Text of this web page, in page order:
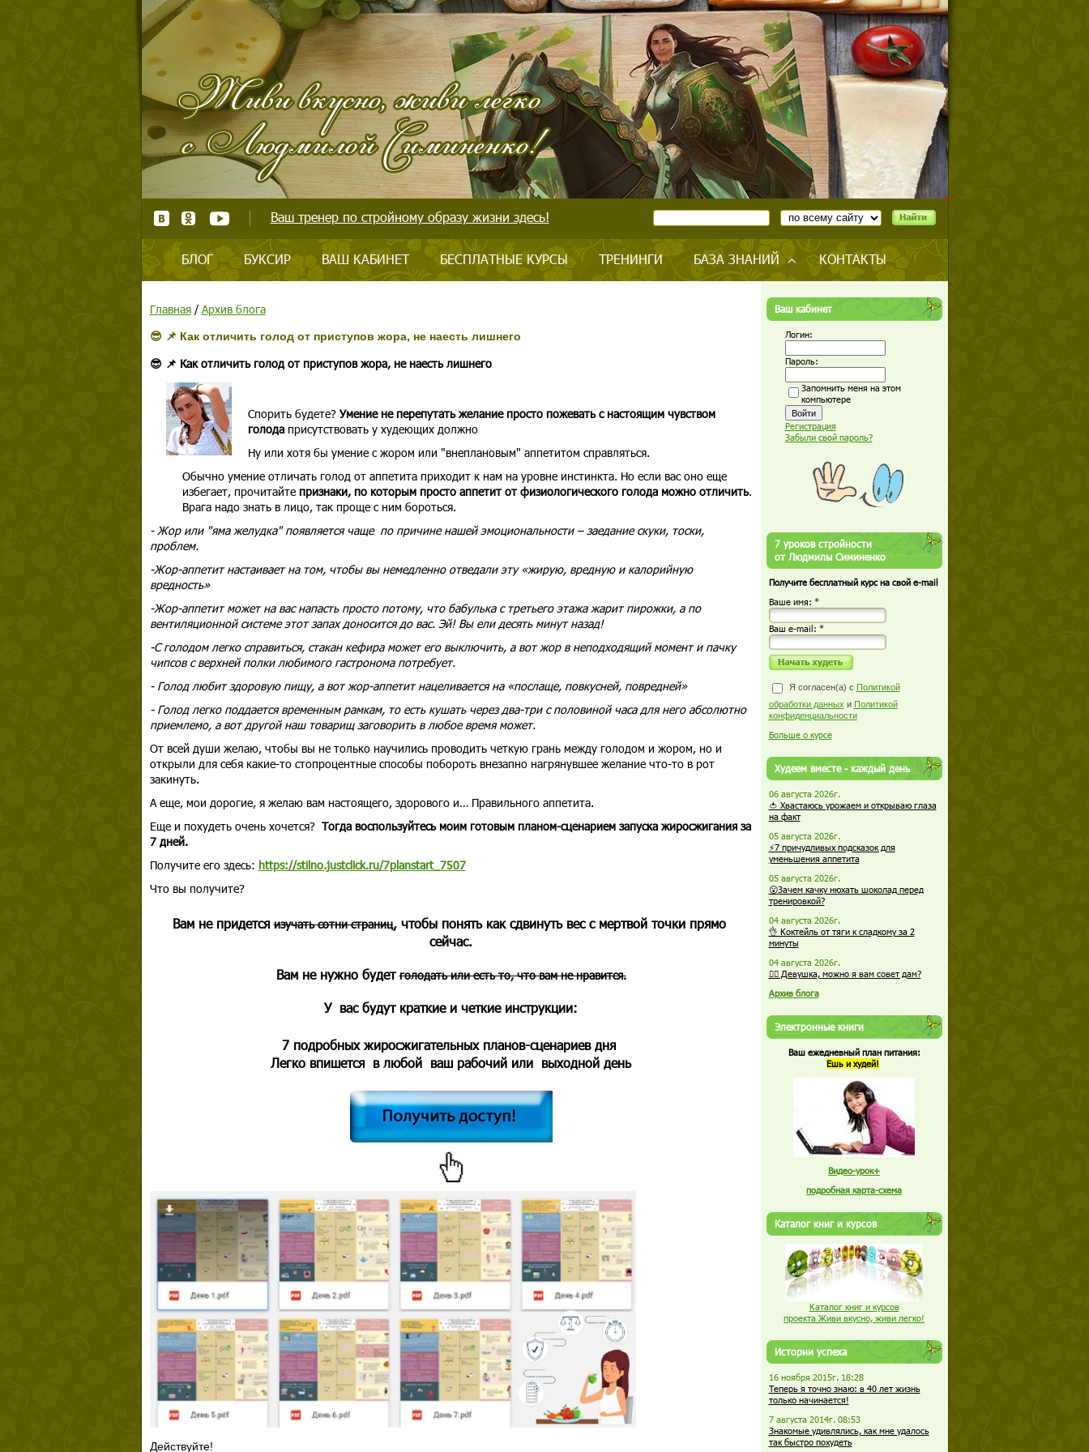
Ваш тренер по стройному образу жизни здесь!
БЛОГ БУКСИР ВАШ КАБИНЕТ БЕСПЛАТНЫЕ КУРСЫ ТРЕНИНГИ БАЗА ЗНАНИЙ КОНТАКТЫ
Главная/ Архив блога
😎 📌 Как отличить голод от приступов жора, не наесть лишнего
😎 📌 Как отличить голод от приступов жора, не наесть лишнего
Спорить будете?Умение не перепутать желание просто пожевать с настоящим чувством
голода присутствовать у худеющих должно
Ну или хотя бы умение с жором или "внеплановым" аппетитом справляться.
Обычно умение отличать голод от аппетита приходит к нам на уровне инстинкта. Но если вас оно еще
избегает, прочитайте признаки, по которым просто аппетит от физиологического голода можно отличить.
Врага надо знать в лицо, так проще с ним бороться.
- Жор или "яма желудка" появляется чаще по причине нашей эмоциональности – заедание скуки, тоски,
проблем.
-Жор-аппетит настаивает на том, чтобы вы немедленно отведали эту «жирую, вредную и калорийную
вредность»
-Жор-аппетит может на вас напасть просто потому, что бабулька с третьего этажа жарит пирожки, а по
вентиляционной системе этот запах доносится до вас. Эй! Вы ели десять минут назад!
-С голодом легко справиться, стакан кефира может его выключить, а вот жор в неподходящий момент и пачку
чипсов с верхней полки любимого гастронома потребует.
- Голод любит здоровую пищу, а вот жор-аппетит нацеливается на «послаще, повкусней, повредней»
- Голод легко поддается временным рамкам, то есть кушать через два-три с половиной часа для него абсолютно
приемлемо, а вот другой наш товарищ заговорить в любое время может.
От всей души желаю, чтобы вы не только научились проводить четкую грань между голодом и жором, но и
открыли для себя какие-то стопроцентные способы побороть внезапно нагрянувшее желание что-то в рот
закинуть.
А еще, мои дорогие, я желаю вам настоящего, здорового и… Правильного аппетита.
Еще и похудеть очень хочется? Тогда воспользуйтесь моим готовым планом-сценарием запуска жиросжигания за
7 дней.
Получите его здесь: https://stilno.justclick.ru/7planstart_7507
Что вы получите?
Вам не придетсяизучать сотни страниц, чтобы понять как сдвинуть вес с мертвой точки прямо
сейчас.
Вам не нужно будетголодать или есть то, что вам не нравится.
У вас будут краткие и четкие инструкции:
7 подробных жиросжигательных планов-сценариев дня
Легко впишется в любой ваш рабочий или выходной день
Действуйте!
Ваш кабинет
Логин:
Пароль:
Запомнить меня на этом
компьютере
Регистрация
Забыли свой пароль?
7 уроков стройности
от Людмилы Симиненко
Получите бесплатный курс на свой e-mail
Ваше имя: *
Ваш е-mail: *
Я согласен(а) с Политикой
обработки данных и Политикой
конфиденциальности
Больше о курсе
Худеем вместе - каждый день
06 августа 2026г.
🍅 Хвастаюсь урожаем и открываю глаза
на факт
05 августа 2026г.
⚡7 причудливых подсказок для
уменьшения аппетита
05 августа 2026г.
😮Зачем качку нюхать шоколад перед
тренировкой?
04 августа 2026г.
👌 Коктейль от тяги к сладкому за 2
минуты
04 августа 2026г.
🏋️‍♀️ Девушка, можно я вам совет дам?
Архив блога
Электронные книги
Ваш ежедневный план питания:
Ешь и худей!
Видео-урок+
подробная карта-схема
Каталог книг и курсов
Каталог книг и курсов
проекта Живи вкусно, живи легко!
Истории успеха
16 ноября 2015г. 18:28
Теперь я точно знаю: в 40 лет жизнь
только начинается!
7 августа 2014г. 08:53
Знакомые удивлялись, как мне удалось
так быстро похудеть